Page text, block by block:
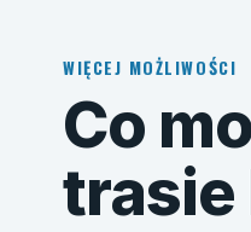
WIĘCEJ MOŻLIWOŚCI
Co
trasie